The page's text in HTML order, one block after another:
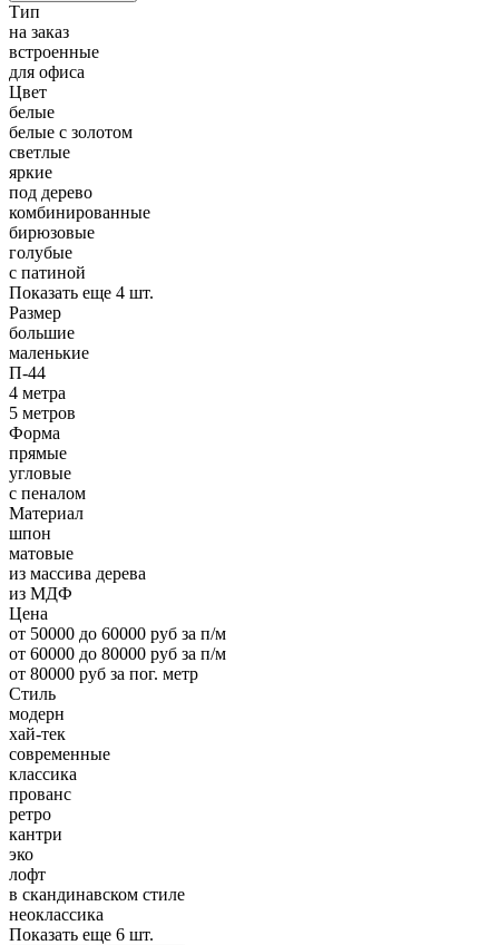
Тип
на заказ
встроенные
для офиса
Цвет
белые
белые с золотом
светлые
яркие
под дерево
комбинированные
бирюзовые
голубые
с патиной
Показать еще 4 шт.
Размер
большие
маленькие
П-44
4 метра
5 метров
Форма
прямые
угловые
с пеналом
Материал
шпон
матовые
из массива дерева
из МДФ
Цена
от 50000 до 60000 руб за п/м
от 60000 до 80000 руб за п/м
от 80000 руб за пог. метр
Стиль
модерн
хай-тек
современные
классика
прованс
ретро
кантри
эко
лофт
в скандинавском стиле
неоклассика
Показать еще 6 шт.